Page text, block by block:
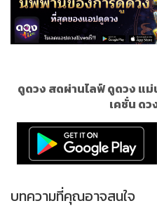
ดูดวง สดผ่านไลฟ์ ดูดวง แม่
เคชั่น ดว
บทความที่คุณอาจสนใจ